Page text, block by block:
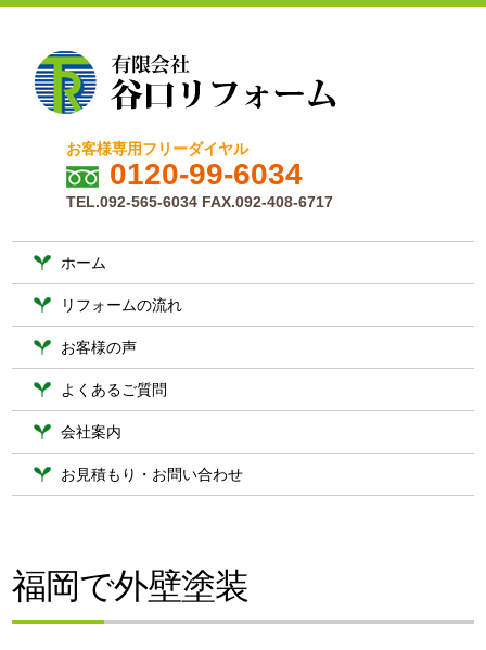
お客様専用フリーダイヤル
0120-99-6034
TEL.092-565-6034 FAX.092-408-6717
ホーム
リフォームの流れ
お客様の声
よくあるご質問
会社案内
お見積もり・お問い合わせ
福岡で外壁塗装